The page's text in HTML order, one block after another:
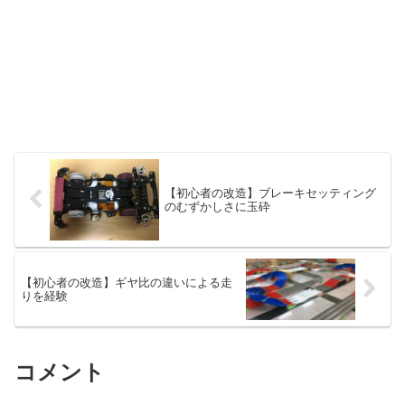
【初心者の改造】ブレーキセッティング
のむずかしさに玉砕
【初心者の改造】ギヤ比の違いによる走
りを経験
コメント